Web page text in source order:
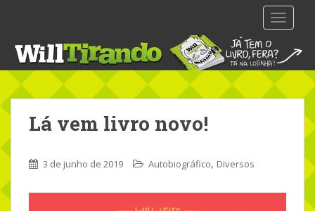
t
m
n
o
Lá vem livro novo!
3 de junho de 2019 Autobiográfico, Diversos